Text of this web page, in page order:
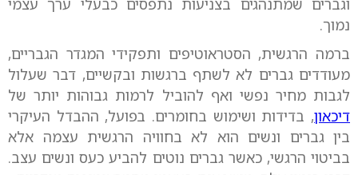
וגברים שמתנהגים בצניעות נתפסים כבעלי ערך עצמי
נמוך.
ברמה הרגשית, הסטראוטיפים ותפקידי המגדר הגבריים,
מעודדים גברים לא לשתף ברגשות ובקשיים, דבר שעלול
לגבות מחיר נפשי ואף להוביל לרמות גבוהות יותר של
דיכאון, בדידות ושימוש בחומרים. בפועל, ההבדל העיקרי
בין גברים ונשים הוא לא בחוויה הרגשית עצמה אלא
בביטוי הרגשי, כאשר גברים נוטים להביע כעס ונשים עצב.